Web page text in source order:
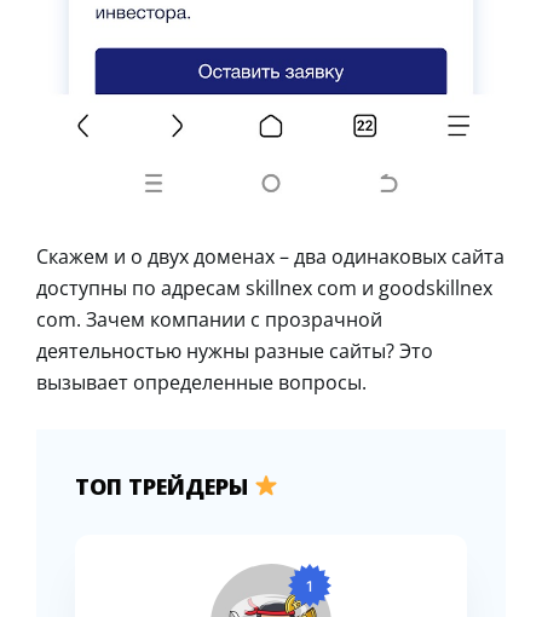
Скажем и о двух доменах – два одинаковых сайта
доступны по адресам skillnex com и goodskillnex
com. Зачем компании с прозрачной
деятельностью нужны разные сайты? Это
вызывает определенные вопросы.
ТОП ТРЕЙДЕРЫ
1